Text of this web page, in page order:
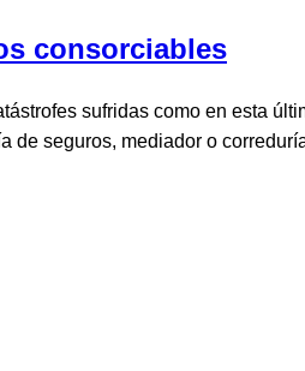
consorciables
sufridas como en esta
seguros, mediador o